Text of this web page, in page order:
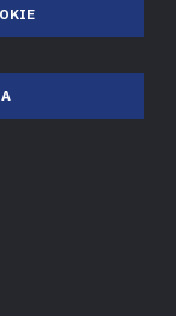
all'asta